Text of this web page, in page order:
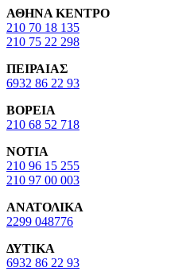
ΑΘΗΝΑ ΚΕΝΤΡΟ
210 70 18 135
210 75 22 298
ΠΕΙΡΑΙΑΣ
6932 86 22 93
ΒΟΡΕΙΑ
210 68 52 718
ΝΟΤΙΑ
210 96 15 255
210 97 00 003
ΑΝΑΤΟΛΙΚΑ
2299 048776
ΔΥΤΙΚΑ
6932 86 22 93